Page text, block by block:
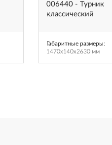
006440 - Турник
классический
Габаритные размеры:
1470x140x2630 мм